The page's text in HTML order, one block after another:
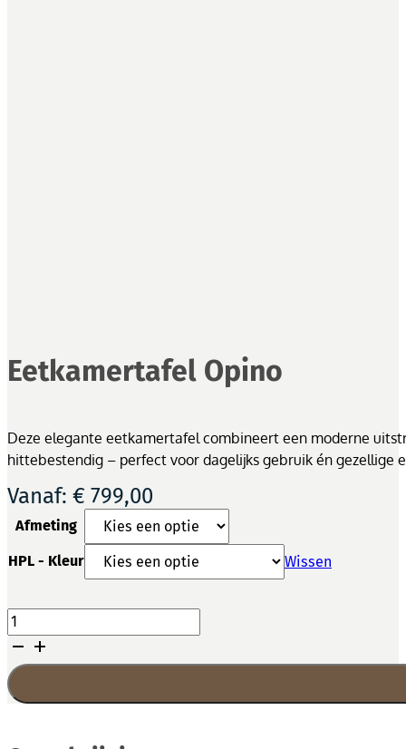
Eetkamertafel Opino
Deze elegante eetkamertafel combineert een moderne
hittebestendig – perfect voor dagelijks gebruik én gezellige
Vanaf: € 799,00
Afmeting
HPL - Kleur Wissen
Eetkamertafel
Opino
aantal